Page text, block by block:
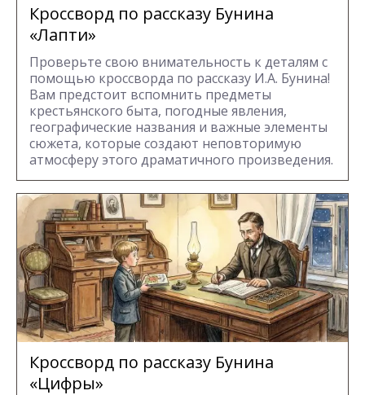
Кроссворд по рассказу Бунина
«Лапти»
Проверьте свою внимательность к деталям с
помощью кроссворда по рассказу И.А. Бунина!
Вам предстоит вспомнить предметы
крестьянского быта, погодные явления,
географические названия и важные элементы
сюжета, которые создают неповторимую
атмосферу этого драматичного произведения.
Кроссворд по рассказу Бунина
«Цифры»